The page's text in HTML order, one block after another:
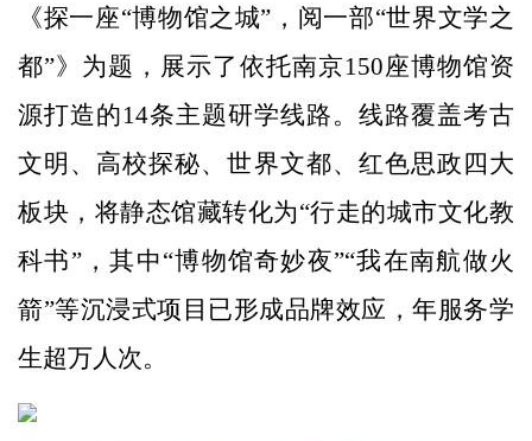
《探一座“博物馆之城”，阅一部“世界文学之
都”》为题，展示了依托南京150座博物馆资
源打造的14条主题研学线路。线路覆盖考古
文明、高校探秘、世界文都、红色思政四大
板块，将静态馆藏转化为“行走的城市文化教
科书”，其中“博物馆奇妙夜”“我在南航做火
箭”等沉浸式项目已形成品牌效应，年服务学
生超万人次。